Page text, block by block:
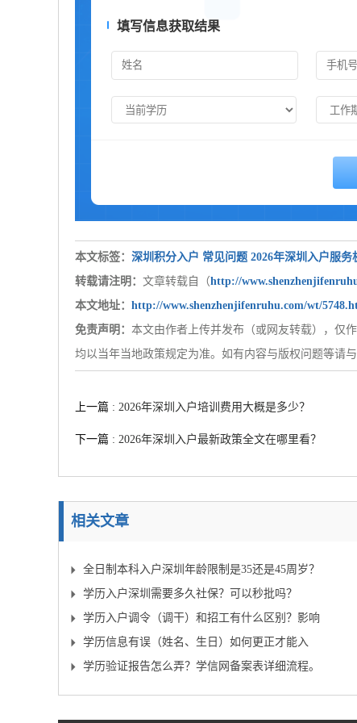
填写信息获取结果
本文标签： 深圳积分入户 常见问题 2026年深圳入户服务
转载请注明： 文章转载自（http://
本文地址： http://www.shenzhenjifenruhu.com/wt/
免责声明： 本文由作者上传并发布（或网友转载），仅
均以当年当地政策规定为准。如有内容与版权问题等请
上一篇 : 2026年深圳入户培训费用大概是多少？
下一篇 : 2026年深圳入户最新政策全文在哪里看？
相关文章
全日制本科入户深圳年龄限制是35还是45周岁？
学历入户深圳需要多久社保？可以秒批吗？
学历入户调令（调干）和招工有什么区别？影响
大吗？
学历信息有误（姓名、生日）如何更正才能入
户？
学历验证报告怎么弄？学信网备案表详细流程。